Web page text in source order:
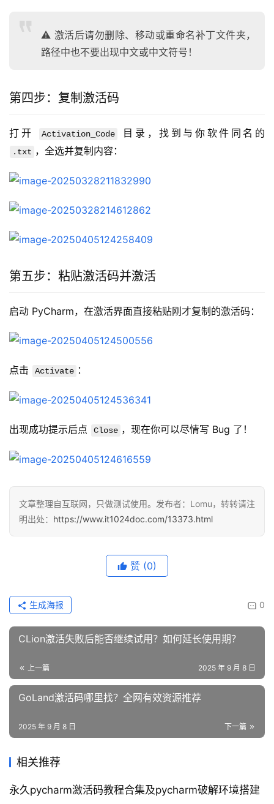
⚠️ 激活后请勿删除、移动或重命名补丁文件夹，
路径中也不要出现中文或中文符号！
第四步：复制激活码
打开 Activation_Code
.txt ，全选并复制内容：
第五步：粘贴激活码并激活
启动 PyCharm，在激活界面直接粘贴刚才复制的激活码：
点击 Activate ：
出现成功提示后点 Close ，现在你可以尽情写 Bug 了！
文章整理自互联网，只做测试使用。发布者：Lomu，转转请注
明出处： https://www.it1024doc.com/13373.html
赞 (0)
0
生成海报
CLion激活失败后能否继续试用？如何延长使用期？
上一篇 2025 年 9 月 8 日
GoLand激活码哪里找？全网有效资源推荐
下一篇
2025 年 9 月 8 日
相关推荐
永久pycharm激活码教程合集及pycharm破解环境搭建